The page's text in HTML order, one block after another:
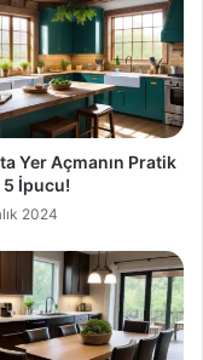
Yer Açmanın Pratik
5 İpucu!
2024